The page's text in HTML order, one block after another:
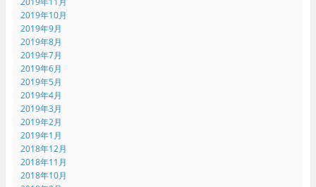
2019年10月
2019年9月
2019年8月
2019年7月
2019年6月
2019年5月
2019年4月
2019年3月
2019年2月
2019年1月
2018年12月
2018年11月
2018年10月